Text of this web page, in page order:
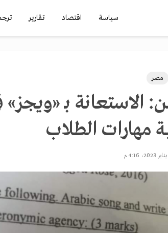
سياسة اقتصاد تقارير
مصر
الاستعانة بـ «ويجز» في
مهارات الطلاب